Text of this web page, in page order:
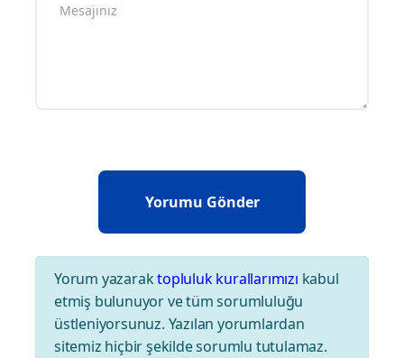
Yorum yazaraktopluluk kurallarımızı kabul
etmiş bulunuyor ve tüm sorumluluğu
üstleniyorsunuz. Yazılan yorumlardan
sitemiz hiçbir şekilde sorumlu tutulamaz.